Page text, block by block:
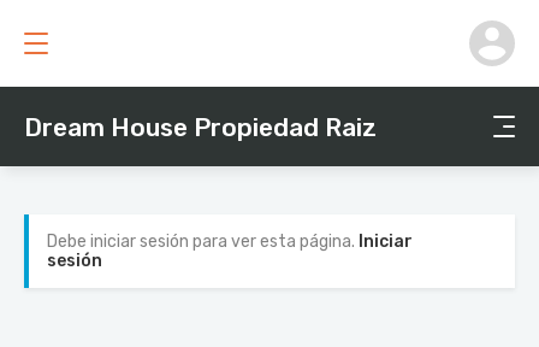
Dream House Propiedad Raiz
Debe iniciar sesión para ver esta página. Iniciar
sesión